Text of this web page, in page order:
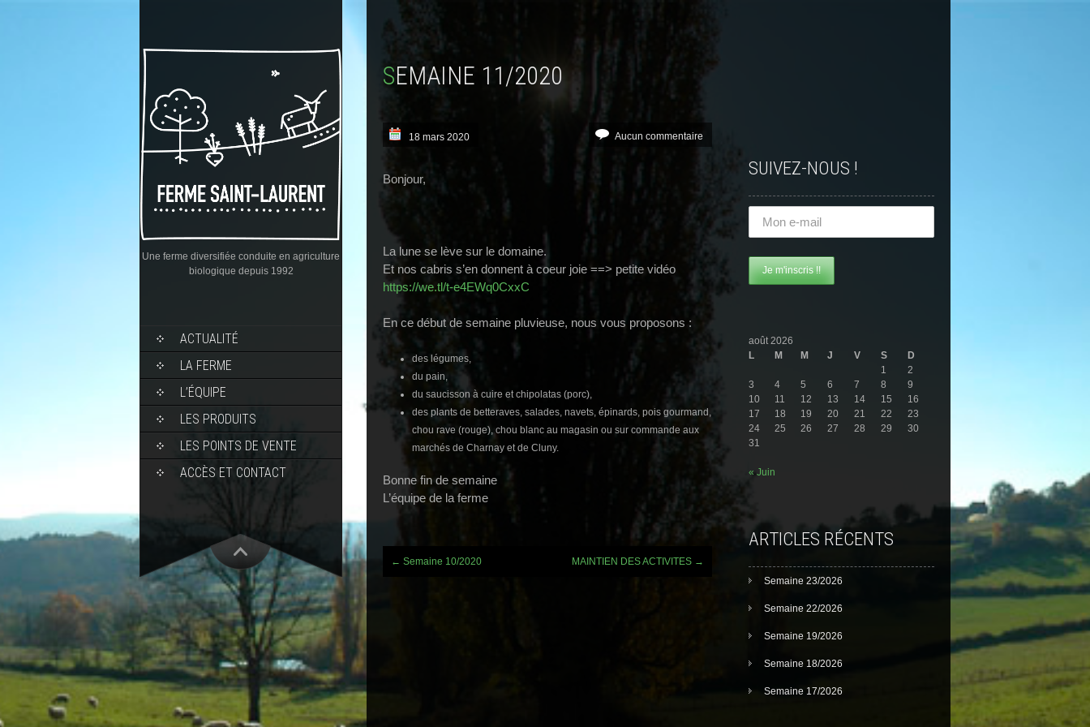
Une ferme diversifiée conduite en agriculture
biologique depuis 1992
ACTUALITÉ
LA FERME
L’ÉQUIPE
LES PRODUITS
LES POINTS DE VENTE
ACCÈS ET CONTACT
SEMAINE 11/2020
18 mars 2020 Aucun commentaire
Bonjour,
La lune se lève sur le domaine.
Et nos cabris s’en donnent à coeur joie ==> petite vidéo
https://we.tl/t-e4EWq0CxxC
En ce début de semaine pluvieuse, nous vous proposons :
des légumes,
du pain,
du saucisson à cuire et chipolatas (porc),
des plants de betteraves, salades, navets, épinards, pois gourmand,
chou rave (rouge), chou blanc au magasin ou sur commande aux
marchés de Charnay et de Cluny.
Bonne fin de semaine
L’équipe de la ferme
Post
← Semaine 10/2020 MAINTIEN DES ACTIVITES →
SUIVEZ-NOUS !
août 2026
L
M M J V S
D
1
2
3
4 5 6 7 8
9
10
11 12 13 14 15
16
17
18 19 20 21 22
23
24
25 26 27 28 29
30
31
« Juin
ARTICLES RÉCENTS
Semaine 23/2026
Semaine 22/2026
Semaine 19/2026
Semaine 18/2026
Semaine 17/2026